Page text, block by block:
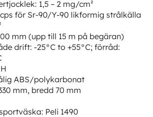
1,5 – 2 mg/cm²
cps för Sr-90/Y-90 likformig strålkälla
mm (upp till 15 m på begäran)
drift: -25°C to +55°C; förråd:
ABS/polykarbonat
mm, bredd 70 mm
Peli 1490